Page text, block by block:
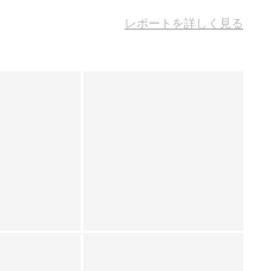
レポートを詳しく見る